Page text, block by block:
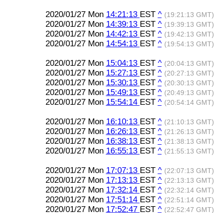
2020/01/27 Mon 14:21:13 EST ^ (19:21:13 GMT)
2020/01/27 Mon 14:39:13 EST ^ (19:39:13 GMT)
2020/01/27 Mon 14:42:13 EST ^ (19:42:13 GMT)
2020/01/27 Mon 14:54:13 EST ^ (19:54:13 GMT)
2020/01/27 Mon 15:04:13 EST ^ (20:04:13 GMT)
2020/01/27 Mon 15:27:13 EST ^ (20:27:13 GMT)
2020/01/27 Mon 15:30:13 EST ^ (20:30:13 GMT)
2020/01/27 Mon 15:49:13 EST ^ (20:49:13 GMT)
2020/01/27 Mon 15:54:14 EST ^ (20:54:14 GMT)
2020/01/27 Mon 16:10:13 EST ^ (21:10:13 GMT)
2020/01/27 Mon 16:26:13 EST ^ (21:26:13 GMT)
2020/01/27 Mon 16:38:13 EST ^ (21:38:13 GMT)
2020/01/27 Mon 16:55:13 EST ^ (21:55:13 GMT)
2020/01/27 Mon 17:07:13 EST ^ (22:07:13 GMT)
2020/01/27 Mon 17:13:13 EST ^ (22:13:13 GMT)
2020/01/27 Mon 17:32:14 EST ^ (22:32:14 GMT)
2020/01/27 Mon 17:51:14 EST ^ (22:51:14 GMT)
2020/01/27 Mon 17:52:47 EST ^ (22:52:47 GMT)